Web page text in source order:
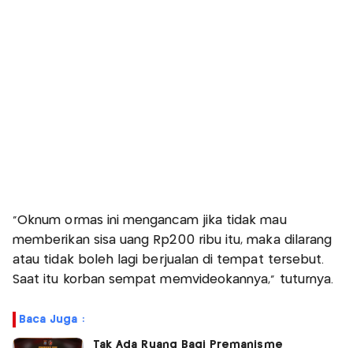
"Oknum ormas ini mengancam jika tidak mau
memberikan sisa uang Rp200 ribu itu, maka dilarang
atau tidak boleh lagi berjualan di tempat tersebut.
Saat itu korban sempat memvideokannya," tuturnya.
Baca Juga :
Tak Ada Ruang Bagi Premanisme